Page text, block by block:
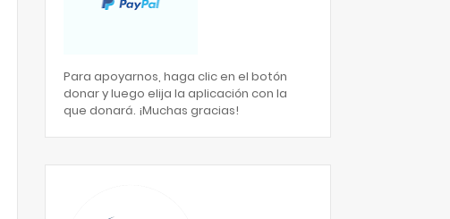
Para apoyarnos, haga clic en el botón
donar y luego elija la aplicación con la
que donará. ¡Muchas gracias!